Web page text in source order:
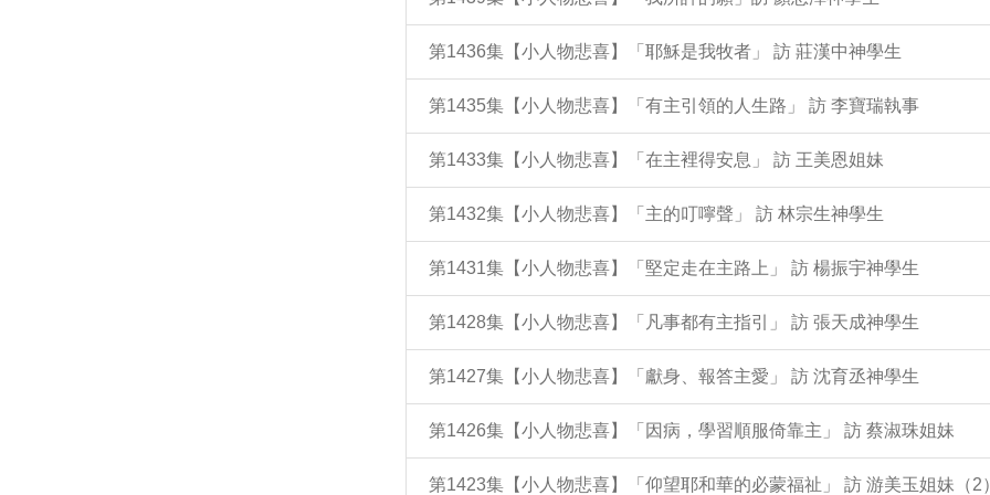
第1436集【小人物悲喜】「耶穌是我牧者」 訪 莊漢中神學生
第1435集【小人物悲喜】「有主引領的人生路」 訪 李寶瑞執事
第1433集【小人物悲喜】「在主裡得安息」 訪 王美恩姐妹
第1432集【小人物悲喜】「主的叮嚀聲」 訪 林宗生神學生
第1431集【小人物悲喜】「堅定走在主路上」 訪 楊振宇神學生
第1428集【小人物悲喜】「凡事都有主指引」 訪 張天成神學生
第1427集【小人物悲喜】「獻身、報答主愛」 訪 沈育丞神學生
第1426集【小人物悲喜】「因病，學習順服倚靠主」 訪 蔡淑珠姐妹
第1423集【小人物悲喜】「仰望耶和華的必蒙福祉」 訪 游美玉姐妹（2